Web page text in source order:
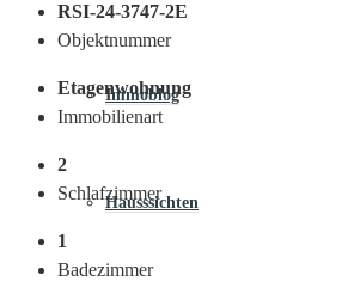
Immoblog
Hausssichten
RSI-24-3747-2E
Objektnummer
Etagenwohnung
Immobilienart
2
Schlafzimmer
1
Badezimmer